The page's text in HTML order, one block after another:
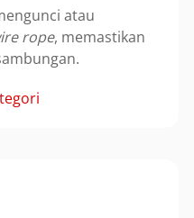
atau
rope, memastikan